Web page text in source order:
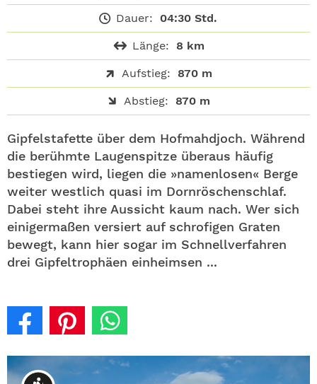
Dauer: 04:30 Std.
Länge: 8 km
Aufstieg: 870 m
Abstieg: 870 m
Gipfelstafette über dem Hofmahdjoch. Während
die berühmte Laugenspitze überaus häufig
bestiegen wird, liegen die »namenlosen« Berge
weiter westlich quasi im Dornröschenschlaf.
Dabei steht ihre Aussicht kaum nach. Wer sich
einigermaßen versiert auf schrofigen Graten
bewegt, kann hier sogar im Schnellverfahren
drei Gipfeltrophäen einheimsen ...
SHOP